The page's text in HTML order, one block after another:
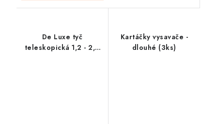
De Luxe tyč
teleskopická 1,2 - 2,4
Kartáčky vysavače -
dlouhé (3ks)